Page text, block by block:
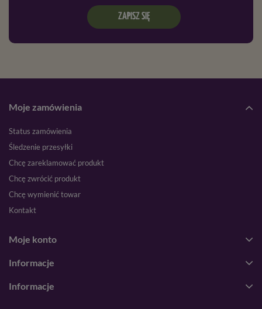
ZAPISZ SIĘ
Moje zamówienia
Status zamówienia
Śledzenie przesyłki
Chcę zareklamować produkt
Chcę zwrócić produkt
Chcę wymienić towar
Kontakt
Moje konto
Informacje
Informacje